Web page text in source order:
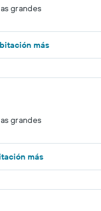
grandes
más
grandes
más